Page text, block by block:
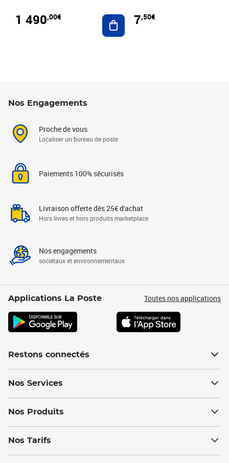
1 490,00€ Ajouter au panier
7,50€
Nos Engagements
Proche de vous
Localiser un bureau de poste
Paiements 100% sécurisés
Livraison offerte dès 25€ d'achat
Hors livres et hors produits marketplace
Nos engagements
sociétaux et environnementaux
Applications La Poste Toutes nos applications
Restons connectés
Nos Services
Nos Produits
Nos Tarifs